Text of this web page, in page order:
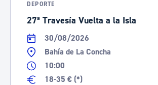
DEPORTE
27ª Travesía Vuelta a la Isla
30/08/2026
Bahía de La Concha
10:00
18-35 € (*)